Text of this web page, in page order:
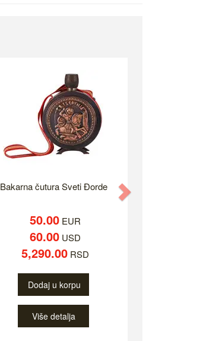
Bakarna čutura Sveti Đorde
50.00EUR
60.00USD
5,290.00RSD
Dodaj u korpu
Više detalja